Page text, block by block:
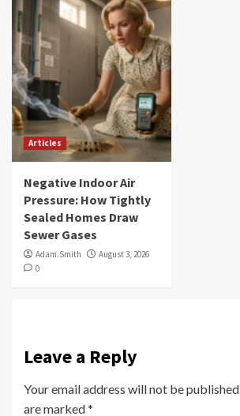
Articles
Negative Indoor Air
Pressure: How Tightly
Sealed Homes Draw
Sewer Gases
Adam.Smith
August 3, 2026
0
Leave a Reply
Your email address will not be published.
are marked*